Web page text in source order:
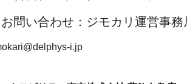
問い合わせ：ジモカリ運営事
i.jp